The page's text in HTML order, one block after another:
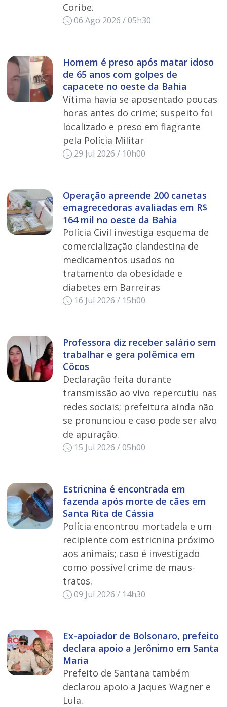
Coribe.
06 Ago 2026 / 05h30
Homem é preso após matar idoso
de 65 anos com golpes de
capacete no oeste da Bahia
Vítima havia se aposentado poucas
horas antes do crime; suspeito foi
localizado e preso em flagrante
pela Polícia Militar
29 Jul 2026 / 10h00
Operação apreende 200 canetas
emagrecedoras avaliadas em R$
164 mil no oeste da Bahia
Polícia Civil investiga esquema de
comercialização clandestina de
medicamentos usados no
tratamento da obesidade e
diabetes em Barreiras
16 Jul 2026 / 15h00
Professora diz receber salário sem
trabalhar e gera polêmica em
Côcos
Declaração feita durante
transmissão ao vivo repercutiu nas
redes sociais; prefeitura ainda não
se pronunciou e caso pode ser alvo
de apuração.
15 Jul 2026 / 05h00
Estricnina é encontrada em
fazenda após morte de cães em
Santa Rita de Cássia
Polícia encontrou mortadela e um
recipiente com estricnina próximo
aos animais; caso é investigado
como possível crime de maus-
tratos.
09 Jul 2026 / 14h30
Ex-apoiador de Bolsonaro, prefeito
declara apoio a Jerônimo em Santa
Maria
Prefeito de Santana também
declarou apoio a Jaques Wagner e
Lula.